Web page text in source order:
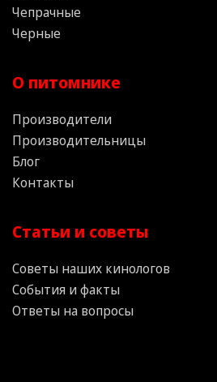
Чепрачные
Черные
О питомнике
Производители
Производительницы
Блог
Контакты
Статьи и советы
Советы наших кинологов
События и факты
Ответы на вопросы